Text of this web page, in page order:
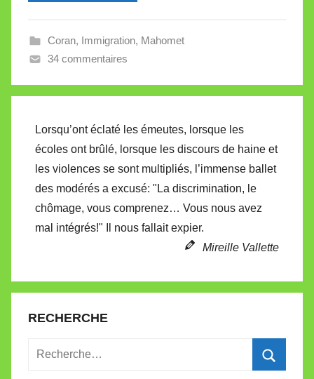
V
l
t
t
e
Coran, Immigration, Mahomet
34 commentaires
Lorsqu’ont éclaté les émeutes, lorsque les
écoles ont brûlé, lorsque les discours de haine et
les violences se sont multipliés, l’immense ballet
des modérés a excusé: "La discrimination, le
chômage, vous comprenez… Vous nous avez
mal intégrés!" Il nous fallait expier.
Mireille Vallette
RECHERCHE
Recherche